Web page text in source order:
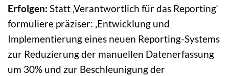
Erfolgen: Statt ‚Verantwortlich für das Reporting‘
formuliere präziser: ‚Entwicklung und
Implementierung eines neuen Reporting-Systems
zur Reduzierung der manuellen Datenerfassung
um 30% und zur Beschleunigung der